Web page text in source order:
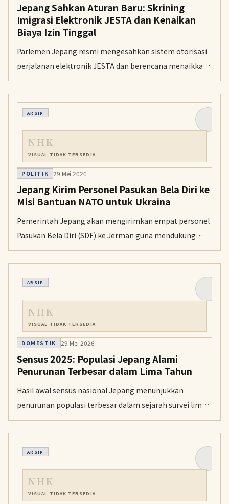
Jepang Sahkan Aturan Baru: Skrining
Imigrasi Elektronik JESTA dan Kenaikan
Biaya Izin Tinggal
Parlemen Jepang resmi mengesahkan sistem otorisasi
perjalanan elektronik JESTA dan berencana menaikkan
biaya administrasi imigrasi secara signifikan mulai
tahun fiskal ini.
ARSIP
NHK
VISUAL TIDAK TERSEDIA
POLITIK 29 Mei 2026
Jepang Kirim Personel Pasukan Bela Diri ke
Misi Bantuan NATO untuk Ukraina
Pemerintah Jepang akan mengirimkan empat personel
Pasukan Bela Diri (SDF) ke Jerman guna mendukung
koordinasi bantuan militer NATO bagi Ukraina.
ARSIP
NHK
VISUAL TIDAK TERSEDIA
DOMESTIK 29 Mei 2026
Sensus 2025: Populasi Jepang Alami
Penurunan Terbesar dalam Lima Tahun
Hasil awal sensus nasional Jepang menunjukkan
penurunan populasi terbesar dalam sejarah survei lima
tahunan. Meski jumlah rumah tangga mencapai rekor
tertinggi, rata-rata penghuni per rumah tangga terus
menyusut seiring meningkatnya lansia yang tinggal
ARSIP
NHK
VISUAL TIDAK TERSEDIA